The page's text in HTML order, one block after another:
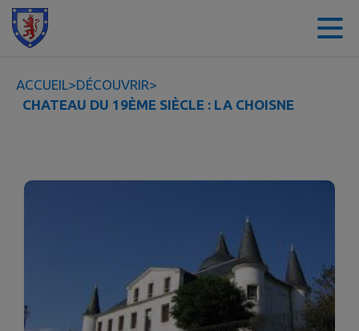
Contenu
ACCUEIL>DÉCOUVRIR>
CHATEAU DU 19ÈME SIÈCLE : LA CHOISNE